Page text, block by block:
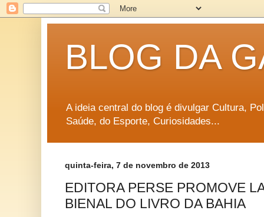
BLOG DA
A ideia central do blog é divulgar Cultura,
Saúde, do Esporte, Curiosidades...
quinta-feira, 7 de novembro de 2013
EDITORA PERSE PROMOVE
BIENAL DO LIVRO DA BAHIA